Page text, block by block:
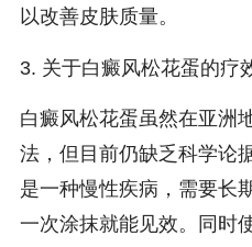
以改善皮肤质量。
3. 关于白癜风松花蛋的疗
白癜风松花蛋虽然在亚洲
法，但目前仍缺乏科学论
是一种慢性疾病，需要长
一次涂抹就能见效。同时